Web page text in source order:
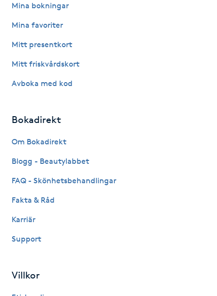
Gravidyoga
H
Hatha Yoga
Headspa
Herrklippning
Hollywood Peel
Mina bokningar
Mina favoriter
Mitt presentkort
Mitt friskvårdskort
Avboka med kod
Bokadirekt
Om Bokadirekt
Blogg - Beautylabbet
FAQ - Skönhetsbehandlingar
Fakta & Råd
Karriär
Support
Villkor